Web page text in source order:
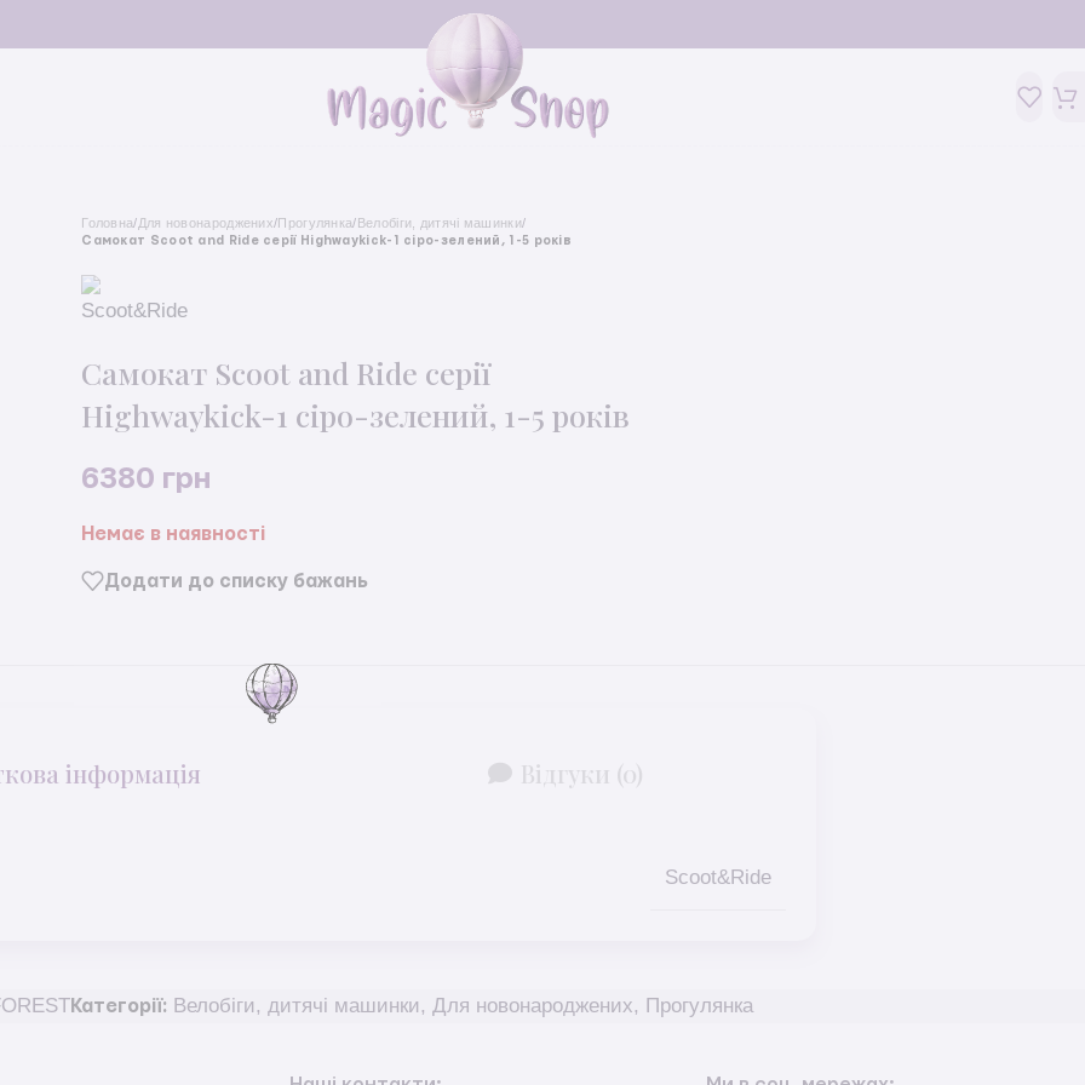
Головна/Для новонароджених/Прогулянка/Велобіги, дитячі машинки/
Самокат Scoot and Ride серії Highwaykick-1 сіро-зелений, 1-5 років
Самокат Scoot and Ride серії
Highwaykick-1 сіро-зелений, 1-5 років
6380 грн
Немає в наявності
Додати до списку бажань
інформація Відгуки (0)
Scoot&Ride
Категорії: Велобіги, дитячі машинки, Для новонароджених, Прогулянка